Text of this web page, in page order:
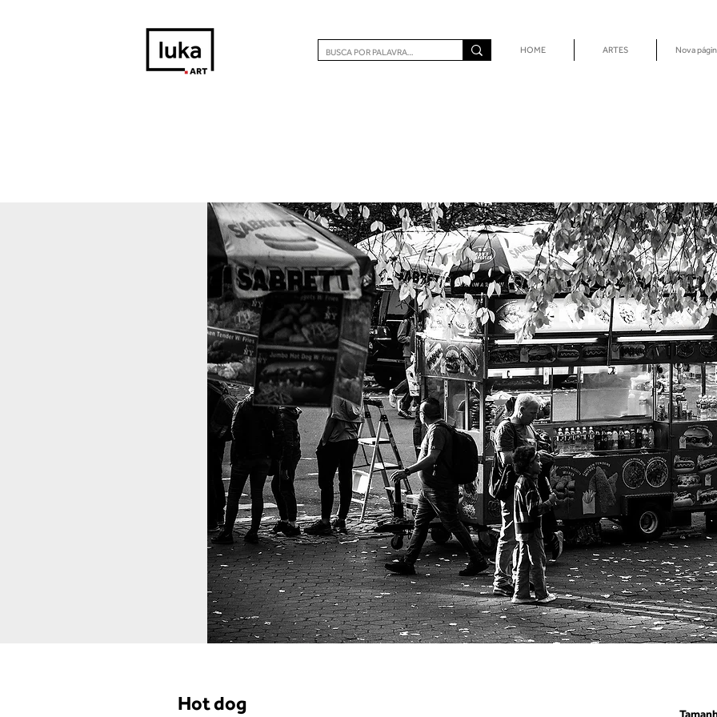
HOME ARTES Nova
Hot dog